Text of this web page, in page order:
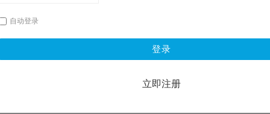
自动登录
登录
立即注册